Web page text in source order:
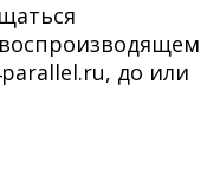
до или